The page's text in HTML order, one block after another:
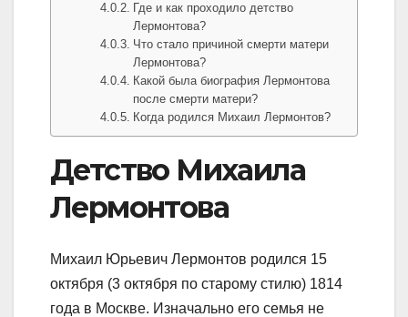
Где и как проходило детство
Лермонтова?
Что стало причиной смерти матери
Лермонтова?
Какой была биография Лермонтова
после смерти матери?
Когда родился Михаил Лермонтов?
Детство Михаила
Лермонтова
Михаил Юрьевич Лермонтов родился 15
октября (3 октября по старому стилю) 1814
года в Москве. Изначально его семья не